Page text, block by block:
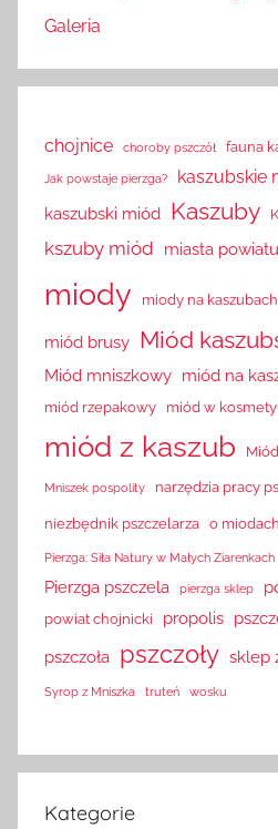
Galeria
chojnice choroby pszczół fauna
Jak powstaje pierzga? kaszubskie
kaszubski miód Kaszuby
kszuby miód miasta
miody miody na kaszubach
miód brusy Miód
Miód mniszkowy miód na
miód rzepakowy miód w
miód z kaszub
Mniszek pospolity narzędzia pracy
niezbędnik pszczelarza o miodach
Pierzga: Siła Natury w Małych Ziarenkach
Pierzga pszczela pierzga sklep
powiat chojnicki propolis
pszczoła pszczoły sklep
Syrop z Mniszka truteń wosku
Kategorie